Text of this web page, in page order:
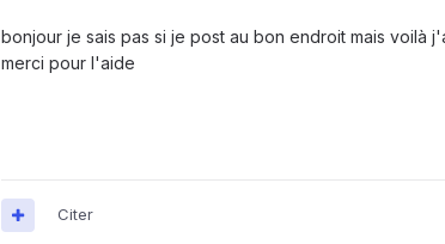
bonjour je sais pas si je post au bon endroit mais voilà
merci pour l'aide
Citer